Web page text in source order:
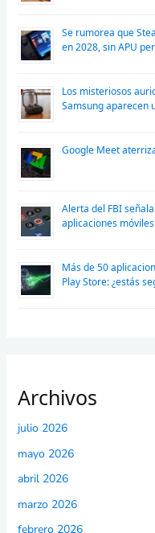
Se rumorea que
en 2028, sin APU
Los misteriosos
Samsung aparecen
Google Meet
Alerta del FBI
aplicaciones
Más de 50
Play Store: ¿estás
Archivos
julio 2026
mayo 2026
abril 2026
marzo 2026
febrero 2026